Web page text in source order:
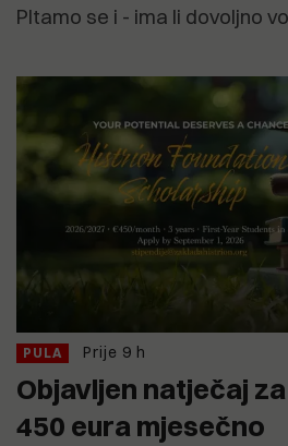
PItamo se i - ima li dovoljno
PULA Prije 9 h
Objavljen natječaj
450 eura mjesečno